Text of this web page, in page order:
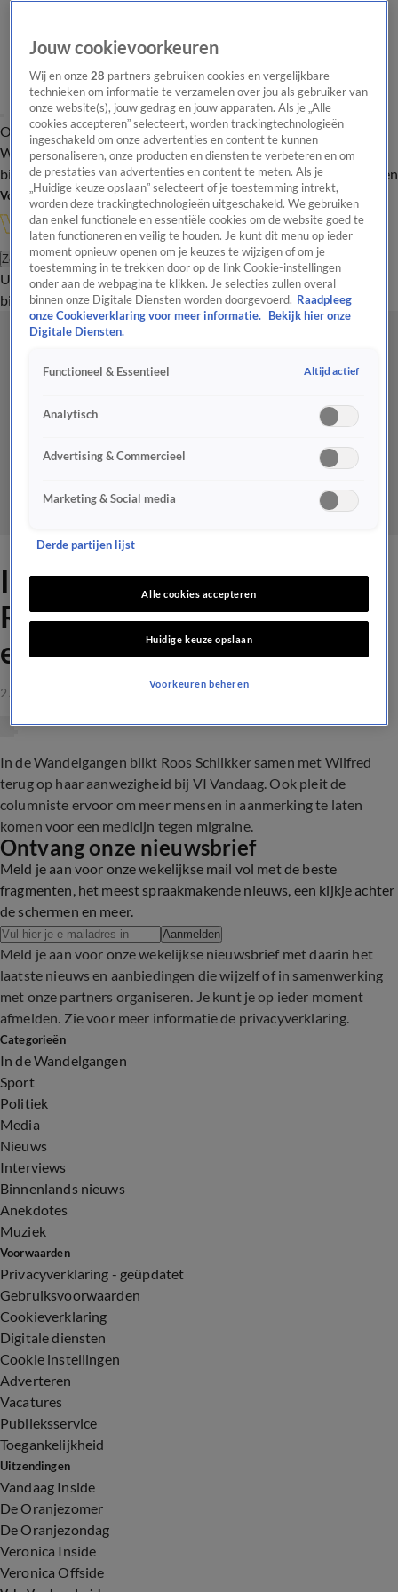
Overzicht Onze programma's Uitzendingen Onze gezichten
In de
WandelgangenInterviewsUitzending
bijwonenPodcastShopVeelgestelde vragenKijkersvraag insturen
Volg Vandaag Inside
Zoeken
UitzendingenVandaag InsideDe OranjezomerShopUitzending
bijwonen
In de wandelgangen met
Roos Schlikker: 'Ik vond het
eigenlijk wel heel leuk!'
27 jan 2022, 09:02
In de Wandelgangen blikt Roos Schlikker samen met Wilfred
terug op haar aanwezigheid bij VI Vandaag. Ook pleit de
columniste ervoor om meer mensen in aanmerking te laten
komen voor een medicijn tegen migraine.
Ontvang onze nieuwsbrief
Meld je aan voor onze wekelijkse mail vol met de beste
fragmenten, het meest spraakmakende nieuws, een kijkje achter
de schermen en meer.
Aanmelden
Meld je aan voor onze wekelijkse nieuwsbrief met daarin het
laatste nieuws en aanbiedingen die wijzelf of in samenwerking
met onze partners organiseren. Je kunt je op ieder moment
afmelden. Zie voor meer informatie de privacyverklaring.
Categorieën
In de Wandelgangen
Sport
Politiek
Media
Nieuws
Interviews
Binnenlands nieuws
Anekdotes
Muziek
Voorwaarden
Privacyverklaring - geüpdatet
Gebruiksvoorwaarden
Cookieverklaring
Digitale diensten
Cookie instellingen
Adverteren
Vacatures
Publieksservice
Toegankelijkheid
Uitzendingen
Vandaag Inside
De Oranjezomer
De Oranjezondag
Veronica Inside
Veronica Offside
Jouw cookievoorkeuren
Wij en onze28 partners gebruiken cookies en vergelijkbare
technieken om informatie te verzamelen over jou als gebruiker van
onze website(s), jouw gedrag en jouw apparaten. Als je „Alle
cookies accepteren” selecteert, worden trackingtechnologieën
ingeschakeld om onze advertenties en content te kunnen
personaliseren, onze producten en diensten te verbeteren en om
de prestaties van advertenties en content te meten. Als je
„Huidige keuze opslaan” selecteert of je toestemming intrekt,
worden deze trackingtechnologieën uitgeschakeld. We gebruiken
dan enkel functionele en essentiële cookies om de website goed te
laten functioneren en veilig te houden. Je kunt dit menu op ieder
moment opnieuw openen om je keuzes te wijzigen of om je
toestemming in te trekken door op de link Cookie-instellingen
onder aan de webpagina te klikken. Je selecties zullen overal
binnen onze Digitale Diensten worden doorgevoerd. Raadpleeg
onze Cookieverklaring voor meer informatie.
Bekijk hier onze
Digitale Diensten.
Functioneel & Essentieel Altijd actief
Analytisch
Advertising & Commercieel
Marketing & Social media
Derde partijen lijst
Alle cookies accepteren
Huidige keuze opslaan
Voorkeuren beheren